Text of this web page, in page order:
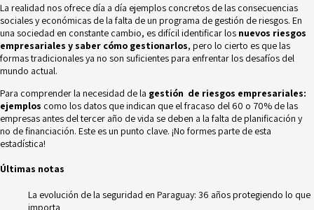
La realidad nos ofrece día a día ejemplos concretos de las consecuencias
sociales y económicas de la falta de un programa de gestión de riesgos. En
una sociedad en constante cambio, es difícil identificar los nuevos riesgos
empresariales y saber cómo gestionarlos, pero lo cierto es que las
formas tradicionales ya no son suficientes para enfrentar los desafíos del
mundo actual.
Para comprender la necesidad de la gestión de riesgos empresariales:
ejemplos como los datos que indican que el fracaso del 60 o 70% de las
empresas antes del tercer año de vida se deben a la falta de planificación y
no de financiación. Este es un punto clave. ¡No formes parte de esta
estadística!
Últimas notas
La evolución de la seguridad en Paraguay: 36 años protegiendo lo que
importa